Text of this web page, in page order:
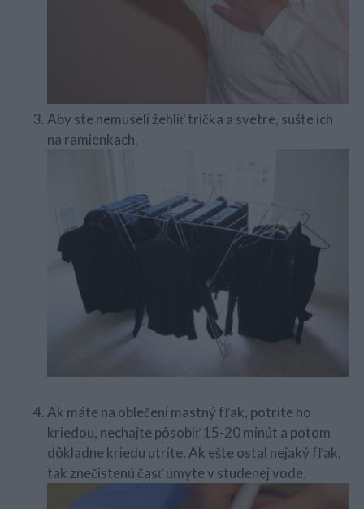
Aby ste nemuseli žehliť trička a svetre, sušte ich
na ramienkach.
Ak máte na oblečení mastný fľak, potrite ho
kriedou, nechajte pôsobiť 15-20 minút a potom
dôkladne kriedu utrite. Ak ešte ostal nejaký fľak,
tak znečistenú časť umyte v studenej vode.